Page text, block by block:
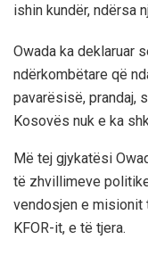
ishin kundër, ndërsa
Owada ka deklaruar
ndërkombëtare që
pavarësisë, prandaj,
Kosovës nuk e ka
Më tej gjykatësi
të zhvillimeve
vendosjen e misionit
KFOR-it, e të tjera.